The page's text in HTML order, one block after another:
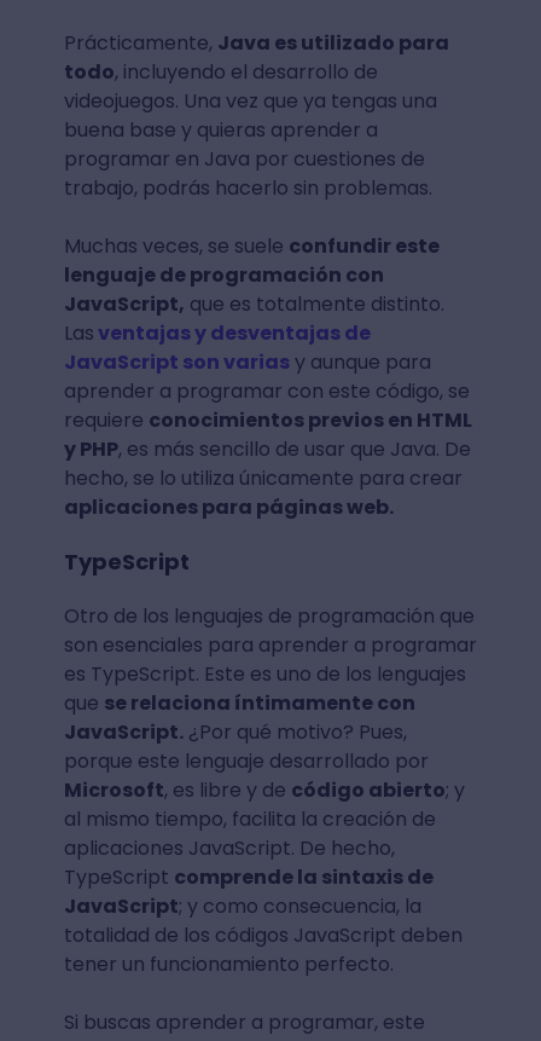
Prácticamente, Java es utilizado para
todo, incluyendo el desarrollo de
videojuegos. Una vez que ya tengas una
buena base y quieras aprender a
programar en Java por cuestiones de
trabajo, podrás hacerlo sin problemas.
Muchas veces, se suele confundir este
lenguaje de programación con
JavaScript, que es totalmente distinto.
Lasventajas y desventajas de
JavaScript son variasy aunque para
aprender a programar con este código, se
requiere conocimientos previos en HTML
y PHP, es más sencillo de usar que Java. De
hecho, se lo utiliza únicamente para crear
aplicaciones para páginas web.
TypeScript
Otro de los lenguajes de programación que
son esenciales para aprender a programar
es TypeScript. Este es uno de los lenguajes
que se relaciona íntimamente con
JavaScript.¿Por qué motivo? Pues,
porque este lenguaje desarrollado por
Microsoft, es libre y de código abierto; y
al mismo tiempo, facilita la creación de
aplicaciones JavaScript. De hecho,
TypeScript comprende la sintaxis de
JavaScript; y como consecuencia, la
totalidad de los códigos JavaScript deben
tener un funcionamiento perfecto.
Si buscas aprender a programar, este